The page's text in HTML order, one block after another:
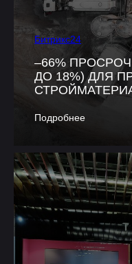
Битрикс24
–66%
ДО 18%) ДЛЯ
Подробнее